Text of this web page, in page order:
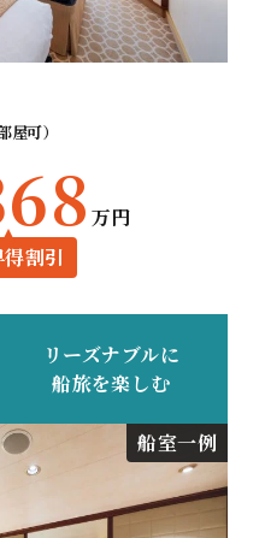
屋可）
万円
得割引
リーズナブルに
船旅を楽しむ
船室一例